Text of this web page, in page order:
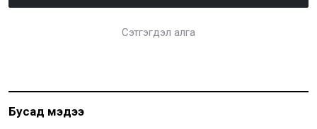
Сэтгэгдэл алга
Бусад мэдээ